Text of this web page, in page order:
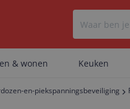
& wonen Keuken
en-piekspanningsbeveiliging